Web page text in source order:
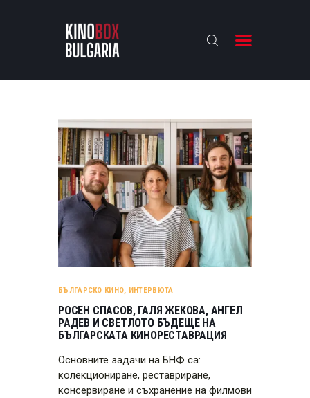
KINOBOX BULGARIA
АНАЛИЗИ
БАХТИ НАГРАДИТЕ
ИНТЕРВЮТА
ЗА НАС
БЪЛГАРСКО КИНО, ИНТЕРВЮТА
РОСЕН СПАСОВ, ГАЛЯ ЖЕКОВА, АНГЕЛ
РАДЕВ И СВЕТЛОТО БЪДЕЩЕ НА
БЪЛГАРСКАТА КИНОРЕСТАВРАЦИЯ
Основните задачи на БНФ са:
колекциониране, реставриране,
консервиране и съхранение на филмови